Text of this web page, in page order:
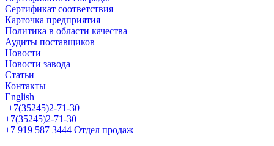
Сертификат соответствия
Карточка предприятия
Политика в области качества
Аудиты поставщиков
Новости
Новости завода
Статьи
Контакты
English
+7(35245)2-71-30
+7(35245)2-71-30
+7 919 587 3444 Отдел продаж